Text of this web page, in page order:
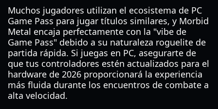
Muchos jugadores utilizan el ecosistema de PC
Game Pass para jugar títulos similares, y Morbid
Metal encaja perfectamente con la "vibe de
Game Pass" debido a su naturaleza roguelite de
partida rápida. Si juegas en PC, asegurarte de
que tus controladores estén actualizados para el
hardware de 2026 proporcionará la experiencia
más fluida durante los encuentros de combate a
alta velocidad.